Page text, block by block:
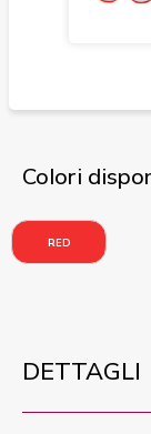
Colori
RED
DETTAGLI